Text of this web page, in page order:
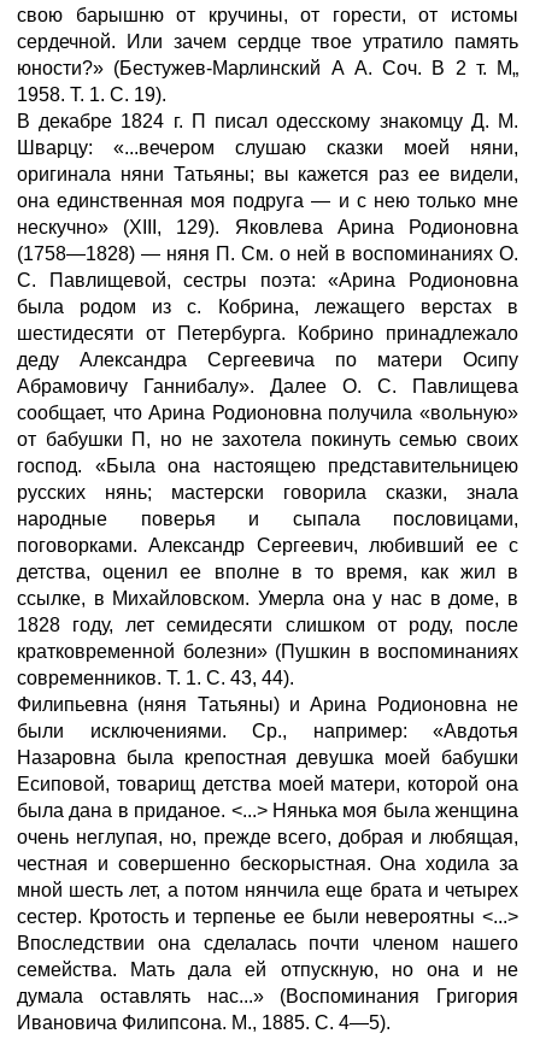
свою барышню от кручины, от горести, от истомы
сердечной. Или зачем сердце твое утратило память
юности?» (Бестужев-Марлинский А А. Соч. В 2 т. М„
1958. Т. 1. С. 19).
В декабре 1824 г. П писал одесскому знакомцу Д. М.
Шварцу: «...вечером слушаю сказки моей няни,
оригинала няни Татьяны; вы кажется раз ее видели,
она единственная моя подруга — и с нею только мне
нескучно» (XIII, 129). Яковлева Арина Родионовна
(1758—1828) — няня П. См. о ней в воспоминаниях О.
С. Павлищевой, сестры поэта: «Арина Родионовна
была родом из с. Кобрина, лежащего верстах в
шестидесяти от Петербурга. Кобрино принадлежало
деду Александра Сергеевича по матери Осипу
Абрамовичу Ганнибалу». Далее О. С. Павлищева
сообщает, что Арина Родионовна получила «вольную»
от бабушки П, но не захотела покинуть семью своих
господ. «Была она настоящею представительницею
русских нянь; мастерски говорила сказки, знала
народные поверья и сыпала пословицами,
поговорками. Александр Сергеевич, любивший ее с
детства, оценил ее вполне в то время, как жил в
ссылке, в Михайловском. Умерла она у нас в доме, в
1828 году, лет семидесяти слишком от роду, после
кратковременной болезни» (Пушкин в воспоминаниях
современников. Т. 1. С. 43, 44).
Филипьевна (няня Татьяны) и Арина Родионовна не
были исключениями. Ср., например: «Авдотья
Назаровна была крепостная девушка моей бабушки
Есиповой, товарищ детства моей матери, которой она
была дана в приданое. <...> Нянька моя была женщина
очень неглупая, но, прежде всего, добрая и любящая,
честная и совершенно бескорыстная. Она ходила за
мной шесть лет, а потом нянчила еще брата и четырех
сестер. Кротость и терпенье ее были невероятны <...>
Впоследствии она сделалась почти членом нашего
семейства. Мать дала ей отпускную, но она и не
думала оставлять нас...» (Воспоминания Григория
Ивановича Филипсона. М., 1885. С. 4—5).